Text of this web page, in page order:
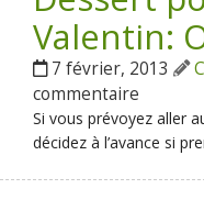
Valentin:
7 février, 2013
commentaire
Si vous prévoyez aller
décidez à l’avance si